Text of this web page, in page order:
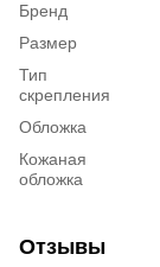
Бренд
Размер
Тип
скрепления
Обложка
Кожаная
обложка
Отзывы